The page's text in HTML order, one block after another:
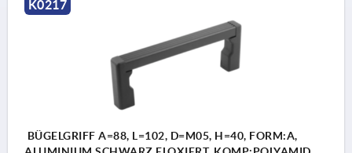
K0217
BÜGELGRIFF A=88, L=102, D=M05, H=40, FORM:A,